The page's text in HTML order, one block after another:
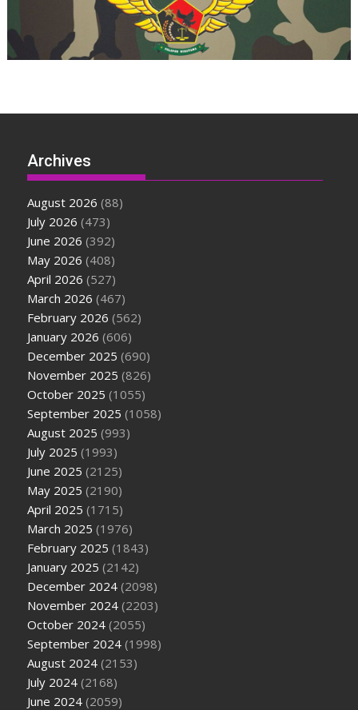
Archives
August 2026 (88)
July 2026 (473)
June 2026 (392)
May 2026 (408)
April 2026 (527)
March 2026 (467)
February 2026 (562)
January 2026 (606)
December 2025 (690)
November 2025 (826)
October 2025 (1055)
September 2025 (1058)
August 2025 (993)
July 2025 (1993)
June 2025 (2125)
May 2025 (2190)
April 2025 (1715)
March 2025 (1976)
February 2025 (1843)
January 2025 (2142)
December 2024 (2098)
November 2024 (2203)
October 2024 (2055)
September 2024 (1998)
August 2024 (2153)
July 2024 (2168)
June 2024 (2059)